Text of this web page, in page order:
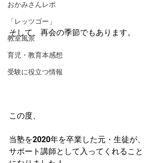
おかみさんレポ
「レッツゴー」
教室風景
育児・教育本感想
受験に役立つ情報
そして、再会の季節でもあります。
この度、
当塾を2020年を卒業した元・生徒が、
サポート講師として入ってくれること